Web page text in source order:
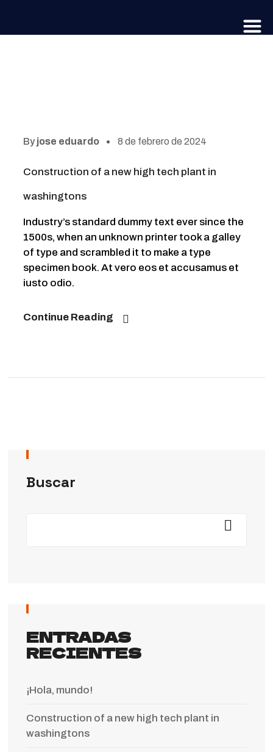
By jose eduardo 8 de febrero de 2024
Construction of a new high tech plant in
washingtons
Industry’s standard dummy text ever since the
1500s, when an unknown printer took a galley
of type and scrambled it to make a type
specimen book. At vero eos et accusamus et
iusto odio.
Continue Reading
Buscar
ENTRADAS
RECIENTES
¡Hola, mundo!
Construction of a new high tech plant in
washingtons